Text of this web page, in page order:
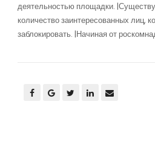
деятельностью площадки.
количество заинтересованных лиц,
заблокировать. |Начиная от